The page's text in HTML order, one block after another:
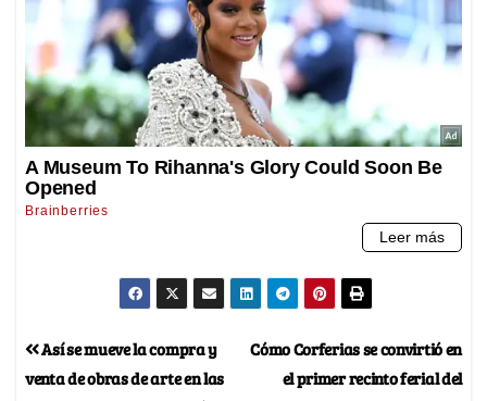
Cómo Corferias se convirtió en
el primer recinto ferial del
Así se mueve la compra y
venta de obras de arte en las